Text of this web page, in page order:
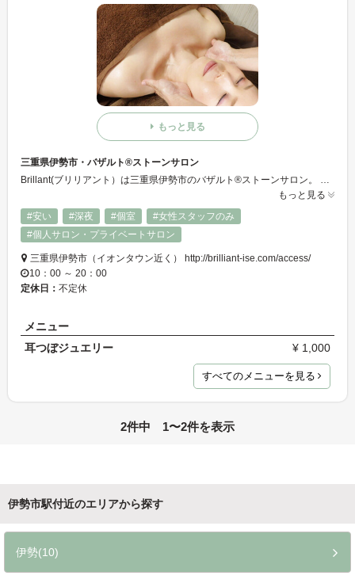
もっと見る
三重県伊勢市・バザルト®ストーンサロン
Brillant(ブリリアント）は三重県伊勢市のバザルト®ストーンサロン。 遠赤外線効果のある玄武岩をつかって、温めながら全身のケアさせて頂きます。
もっと見る
#安い
#深夜 #個室
#女性スタッフのみ
#個人サロン・プライベートサロン
三重県伊勢市（イオンタウン近く） http://brilliant-ise.com/access/
10：00 ～ 20：00
定休日： 不定休
メニュー
耳つぼジュエリー
¥ 1,000
すべてのメニューを見る
2件中 1〜2件を表示
伊勢市駅付近のエリアから探す
伊勢(10)